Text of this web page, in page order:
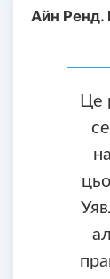
Айн Ренд.
Це